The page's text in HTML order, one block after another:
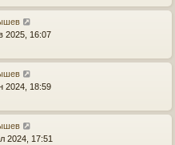
2025, 16:07
2024, 18:59
2024, 17:51